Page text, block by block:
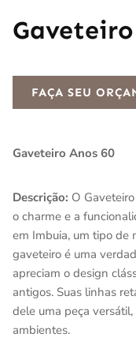
FAÇA SEU
Gaveteiro Anos 60
Descrição: O
o charme e a
em Imbuia, um tipo de
gaveteiro é uma
apreciam o design
antigos. Suas linhas
dele uma peça
ambientes.